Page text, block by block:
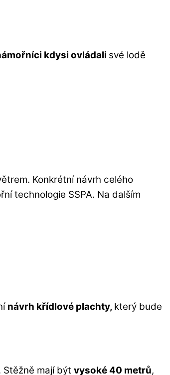
kdysi ovládali své lodě
Konkrétní návrh celého
technologie SSPA. Na dalším
návrh křídlové plachty, který bude
mají být vysoké 40 metrů,